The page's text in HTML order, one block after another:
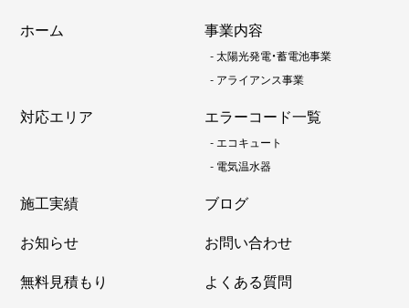
ホーム 事業内容
-太陽光発電・蓄電池事業
- アライアンス事業
対応エリア エラーコード一覧
- エコキュート
- 電気温水器
施工実績
ブログ
お知らせ
お問い合わせ
無料見積もり
よくある質問